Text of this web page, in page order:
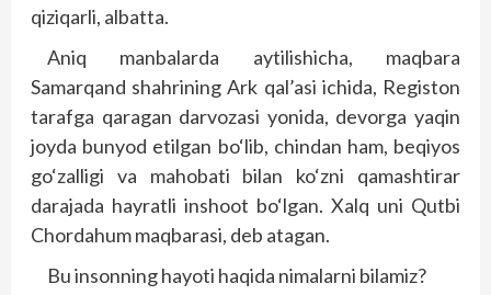
qiziqarli, albatta.
Aniq manbalarda aytilishicha, maqbara
Samarqand shahrining Ark qal’asi ichida, Registon
tarafga qaragan darvozasi yonida, devorga yaqin
joyda bunyod etilgan bo‘lib, chindan ham, beqiyos
go‘zalligi va mahobati bilan ko‘zni qamashtirar
darajada hayratli inshoot bo‘lgan. Xalq uni Qutbi
Chordahum maqbarasi, deb atagan.
Bu insonning hayoti haqida nimalarni bilamiz?